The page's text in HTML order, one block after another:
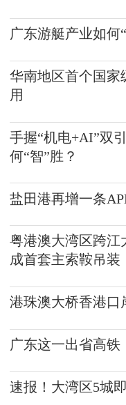
广东游艇产业如何
华南地区首个国家
用
手握“机电+AI”双
何“智”胜？
盐田港再增一条
粤港澳大湾区跨江
成首套主索鞍吊装
港珠澳大桥香港口
广东这一出省高铁
速报！大湾区5城